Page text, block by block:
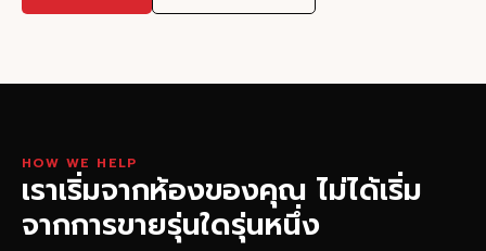
HOW WE HELP
เราเริ่มจากห้องของคุณ ไม่ได้เริ่ม
จากการขายรุ่นใดรุ่นหนึ่ง